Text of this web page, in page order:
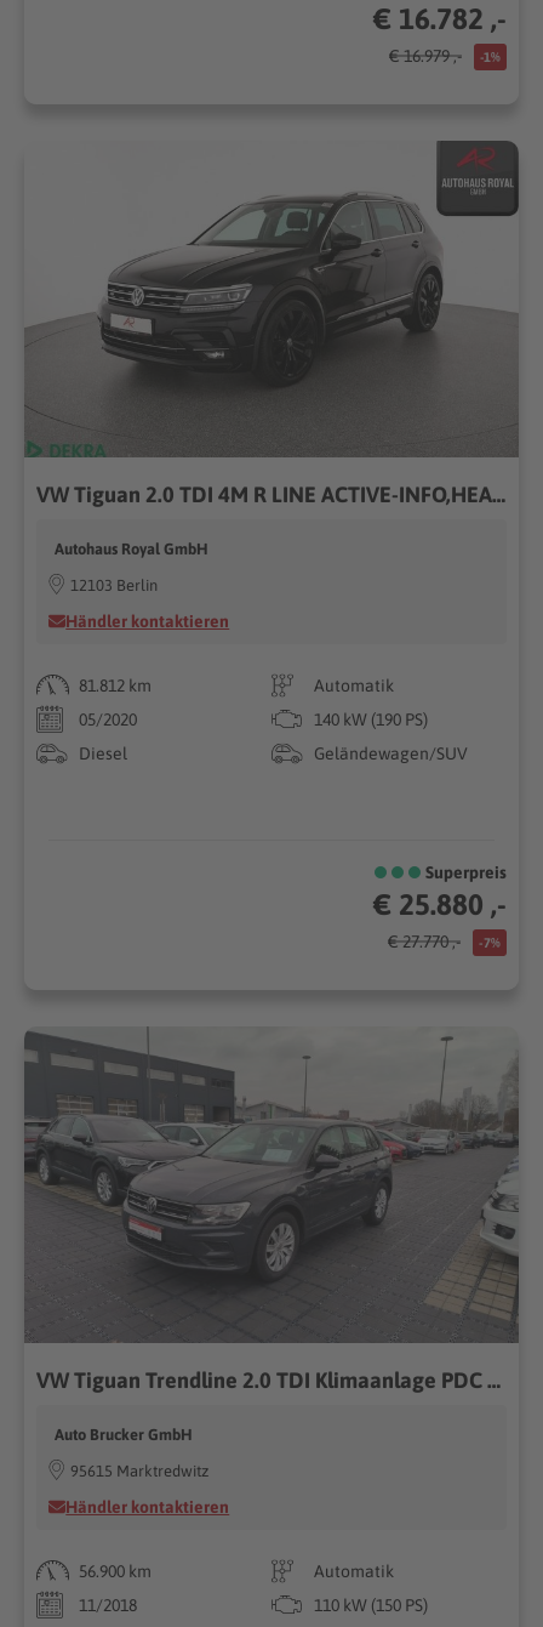
€ 16.782 ,-
€ 16.979 ,- -1%
VW Tiguan 2.0 TDI 4M R LINE ACTIVE-INFO,HEADUP,ACC
Autohaus Royal GmbH
12103 Berlin
Händler kontaktieren
81.812 km
Automatik
05/2020
140 kW (190 PS)
Diesel
Geländewagen/SUV
Superpreis
€ 25.880 ,-
€ 27.770 ,- -7%
VW Tiguan Trendline 2.0 TDI Klimaanlage PDC el.Fh.
Auto Brucker GmbH
95615 Marktredwitz
Händler kontaktieren
56.900 km
Automatik
11/2018
110 kW (150 PS)